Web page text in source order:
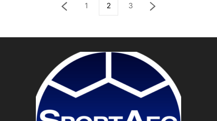
1 2 3